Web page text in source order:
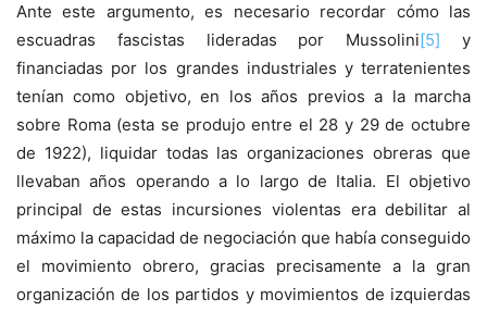
Ante este argumento, es necesario recordar cómo las
escuadras fascistas lideradas por Mussolini[5] y
financiadas por los grandes industriales y terratenientes
tenían como objetivo, en los años previos a la marcha
sobre Roma (esta se produjo entre el 28 y 29 de octubre
de 1922), liquidar todas las organizaciones obreras que
llevaban años operando a lo largo de Italia. El objetivo
principal de estas incursiones violentas era debilitar al
máximo la capacidad de negociación que había conseguido
el movimiento obrero, gracias precisamente a la gran
organización de los partidos y movimientos de izquierdas